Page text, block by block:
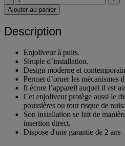
Ajouter au panier
Description
Enjoliveur à puits.
Simple d’installation.
Design moderne et
Permet d’orner les mécanismes
Il écore l’appareil auquel il est
Cet enjoliveur protège aussi le
poussières ou tout risque de
Son installation se fait de
insertion direct.
Dispose d'une garantie de 2 ans